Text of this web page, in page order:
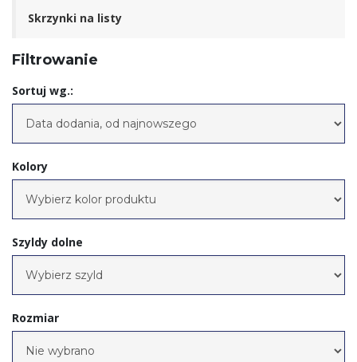
Skrzynki na listy
Filtrowanie
Sortuj wg.:
Kolory
Szyldy dolne
Rozmiar